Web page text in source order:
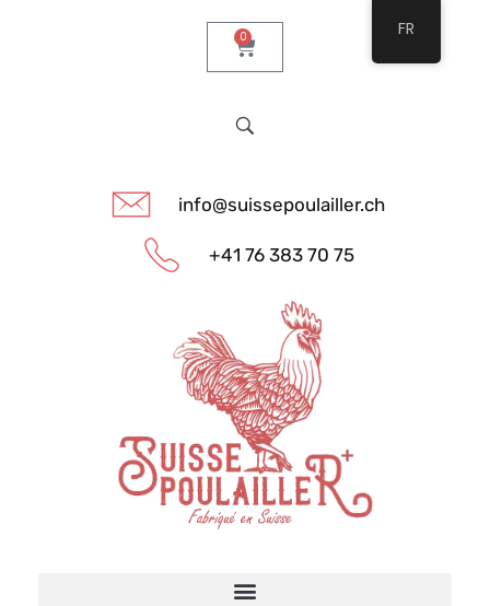
0
info@suissepoulailler.ch
+41 76 383 70 75
FR